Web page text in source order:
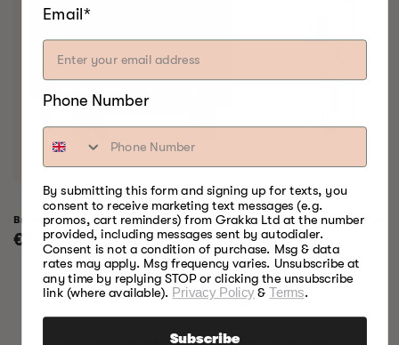
Bradley Raven Smoker
Prix
habituel
€799,00
Fumoir électrique
P10
Prix
habituel
€999,00
Email*
Phone Number
By submitting this form and signing up for texts, you
consent to receive marketing text messages (e.g.
promos, cart reminders) from Grakka Ltd at the number
provided, including messages sent by autodialer.
Consent is not a condition of purchase. Msg & data
rates may apply. Msg frequency varies. Unsubscribe at
any time by replying STOP or clicking the unsubscribe
link (where available). Privacy Policy&Terms.
Subscribe